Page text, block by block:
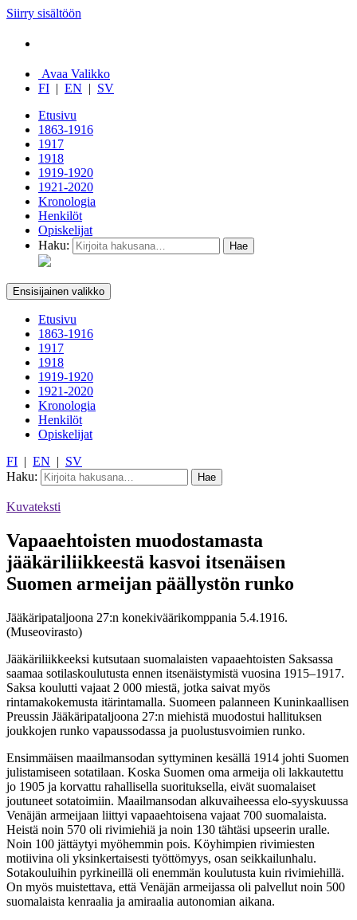
Siirry sisältöön
Avaa Valikko
FI | EN | SV
Etusivu
1863-1916
1917
1918
1919-1920
1921-2020
Kronologia
Henkilöt
Opiskelijat
Haku:
Ensisijainen valikko
Etusivu
1863-1916
1917
1918
1919-1920
1921-2020
Kronologia
Henkilöt
Opiskelijat
FI | EN | SV
Haku:
Kuvateksti
Vapaaehtoisten muodostamasta
jääkäriliikkeestä kasvoi itsenäisen
Suomen armeijan päällystön runko
Jääkäripataljoona 27:n konekiväärikomppania 5.4.1916.
(Museovirasto)
Jääkäriliikkeeksi kutsutaan suomalaisten vapaaehtoisten Saksassa
saamaa sotilaskoulutusta ennen itsenäistymistä vuosina 1915‒1917.
Saksa koulutti vajaat 2 000 miestä, jotka saivat myös
rintamakokemusta itärintamalla. Suomeen palanneen Kuninkaallisen
Preussin Jääkäripataljoona 27:n miehistä muodostui hallituksen
joukkojen runko vapaussodassa ja puolustusvoimien runko.
Ensimmäisen maailmansodan syttyminen kesällä 1914 johti Suomen
julistamiseen sotatilaan. Koska Suomen oma armeija oli lakkautettu
jo 1905 ja korvattu rahallisella suorituksella, eivät suomalaiset
joutuneet sotatoimiin. Maailmansodan alkuvaiheessa elo-syyskuussa
Venäjän armeijaan liittyi vapaaehtoisena vajaat 700 suomalaista.
Heistä noin 570 oli rivimiehiä ja noin 130 tähtäsi upseerin uralle.
Noin 100 jättäytyi myöhemmin pois. Köyhimpien rivimiesten
motiivina oli yksinkertaisesti työttömyys, osan seikkailunhalu.
Sotakouluihin pyrkineillä oli enemmän koulutusta kuin rivimiehillä.
On myös muistettava, että Venäjän armeijassa oli palvellut noin 500
suomalaista kenraalia ja amiraalia autonomian aikana.